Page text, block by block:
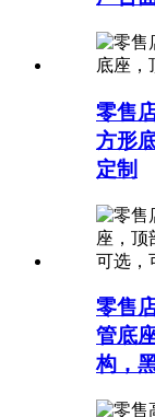
零售
方形
定制
零售
管底
构，